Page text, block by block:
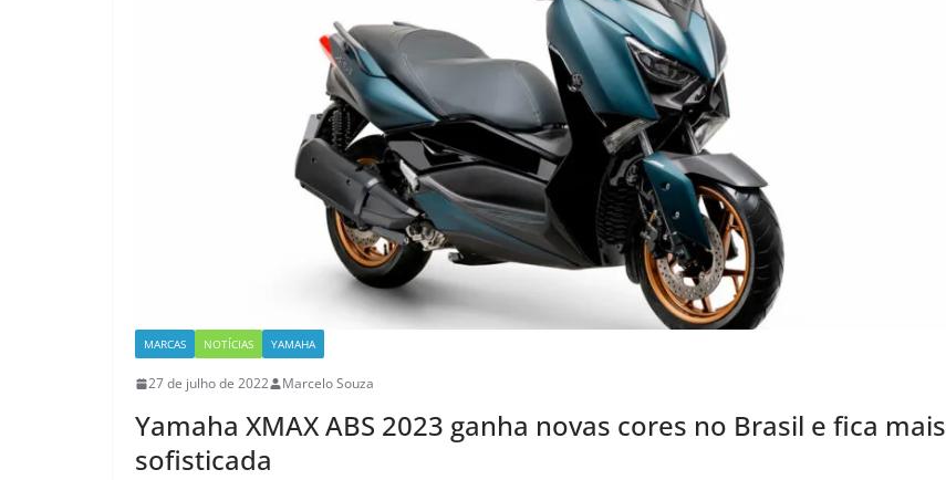
MARCAS NOTÍCIAS YAMAHA
27 de julho de 2022 Marcelo Souza
Yamaha XMAX ABS 2023 ganha novas cores no Brasil e fica mais
sofisticada